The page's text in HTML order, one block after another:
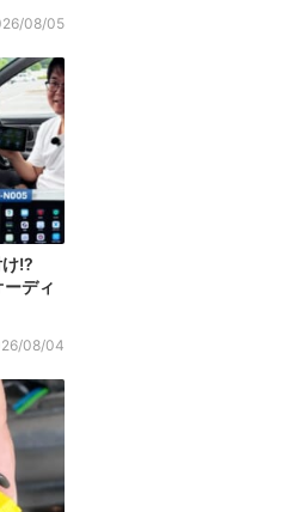
08/05
!?
ディ
08/04